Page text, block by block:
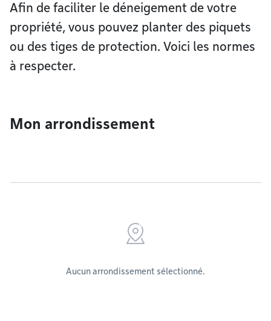
Afin de faciliter le déneigement de votre
propriété, vous pouvez planter des piquets
ou des tiges de protection. Voici les normes
à respecter.
Mon arrondissement
Aucun arrondissement sélectionné.